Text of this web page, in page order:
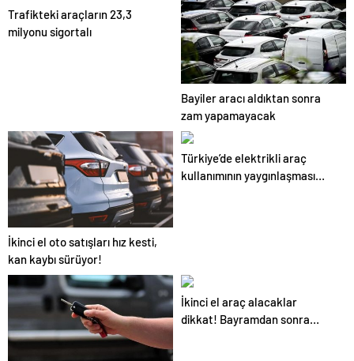
Trafikteki araçların 23,3
milyonu sigortalı
Bayiler aracı aldıktan sonra
zam yapamayacak
İkinci el oto satışları hız kesti,
kan kaybı sürüyor!
Türkiye’de elektrikli araç
kullanımının yaygınlaşması
İkinci el araç alacaklar
dikkat! Bayramdan sonra